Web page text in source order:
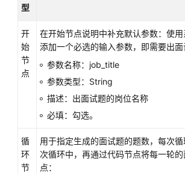
型
开
始
节
点
在开始节点说明中补充默认参数：使
添加一个必选的输入参数，即需要出面
参数名称：job_title
参数类型：String
描述：出面试题的岗位名称
必填：勾选。
循
环
节
用于指定生成的面试题的题数，每次循
次循环中，再通过代码节点将每一轮
点：